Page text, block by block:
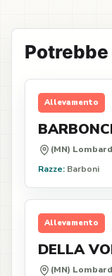
Allevamento
(MN)
Razze: Barboni
Allevamento
DELLA
(MN)